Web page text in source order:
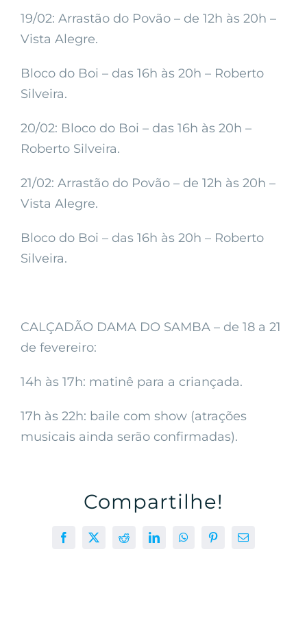
19/02: Arrastão do Povão – de 12h às 20h –
Vista Alegre.
Bloco do Boi – das 16h às 20h – Roberto
Silveira.
20/02: Bloco do Boi – das 16h às 20h –
Roberto Silveira.
21/02: Arrastão do Povão – de 12h às 20h –
Vista Alegre.
Bloco do Boi – das 16h às 20h – Roberto
Silveira.
CALÇADÃO DAMA DO SAMBA – de 18 a 21
de fevereiro:
14h às 17h: matinê para a criançada.
17h às 22h: baile com show (atrações
musicais ainda serão confirmadas).
Compartilhe!
Facebook
X RedditLinkedInWhatsAppPinterest
E-